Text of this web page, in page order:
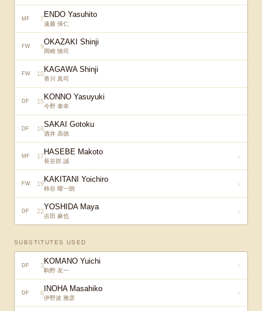
MF 7ENDO Yasuhito
遠藤 保仁
FW 9OKAZAKI Shinji
岡崎 慎司
FW 10KAGAWA Shinji
香川 真司
DF 15KONNO Yasuyuki
今野 泰幸
DF 16SAKAI Gotoku
酒井 高徳
MF 17HASEBE Makoto
長谷部 誠
↓
FW 19KAKITANI Yoichiro
柿谷 曜一朗
↓
DF 22YOSHIDA Maya
吉田 麻也
↓
SUBSTITUTES USED
DF 3KOMANO Yuichi
駒野 友一
↑
DF 6 INOHA Masahiko
伊野波 雅彦
↑